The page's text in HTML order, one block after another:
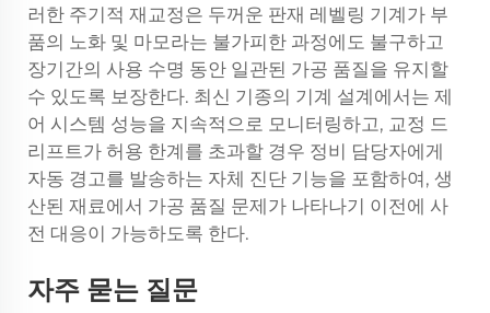
러한 주기적 재교정은 두꺼운 판재 레벨링 기계가 부
품의 노화 및 마모라는 불가피한 과정에도 불구하고
장기간의 사용 수명 동안 일관된 가공 품질을 유지할
수 있도록 보장한다. 최신 기종의 기계 설계에서는 제
어 시스템 성능을 지속적으로 모니터링하고, 교정 드
리프트가 허용 한계를 초과할 경우 정비 담당자에게
자동 경고를 발송하는 자체 진단 기능을 포함하여, 생
산된 재료에서 가공 품질 문제가 나타나기 이전에 사
전 대응이 가능하도록 한다.
자주 묻는 질문